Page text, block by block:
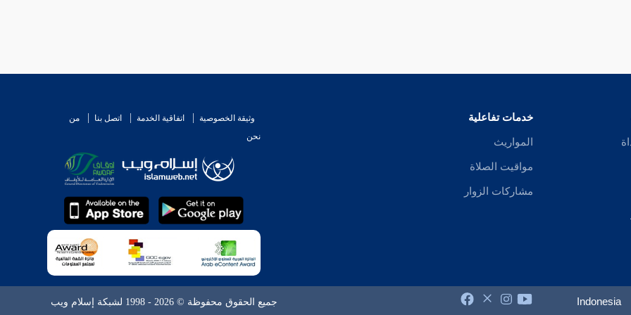
خدمات تفاعلية
المواريث
مواقيت الصلاة
مشاركات الزوار
وثيقة الخصوصية اتفاقية الخدمة اتصل بنا
من
نحن
Indonesia جميع الحقوق محفوظة © 2026 - 1998 لشبكة إسلام ويب